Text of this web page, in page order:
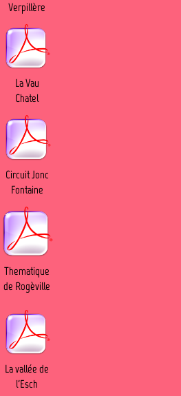
Verpillère
La Vau
Chatel
Circuit Jonc
Fontaine
Thematique
de Rogèville
La vallée de
l'Esch